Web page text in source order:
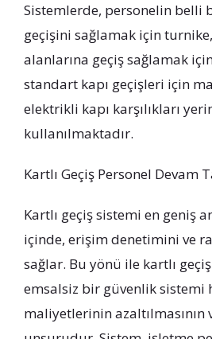
Sistemlerde, personelin belli
geçişini sağlamak için
alanlarına geçiş sağlamak
standart kapı geçişleri için
elektrikli kapı karşılıkları
kullanılmaktadır.
Kartlı Geçiş Personel Devam
Kartlı geçiş sistemi en geniş
içinde, erişim denetimini ve
sağlar. Bu yönü ile kartlı
emsalsiz bir güvenlik sistemi
maliyetlerinin azaltılmasının